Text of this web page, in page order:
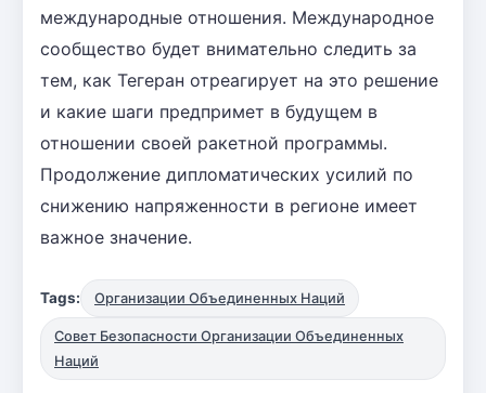
международные отношения. Международное
сообщество будет внимательно следить за
тем, как Тегеран отреагирует на это решение
и какие шаги предпримет в будущем в
отношении своей ракетной программы.
Продолжение дипломатических усилий по
снижению напряженности в регионе имеет
важное значение.
Tags: Организации Объединенных Наций
Совет Безопасности Организации Объединенных
Наций